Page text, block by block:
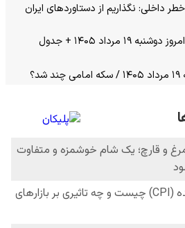
داخلی: نگذاریم از دستاوردهای ایران
قیمت خودرو‌های سایپا امروز دوشنبه ۱۹ مرداد ۱۴۰۵ + جدول